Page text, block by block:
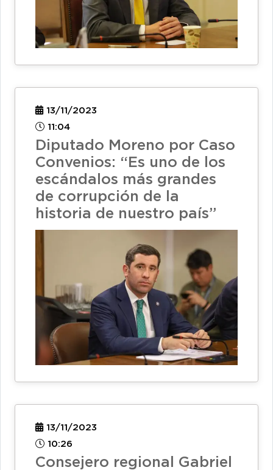
13/11/2023
11:04
Diputado Moreno por Caso
Convenios: “Es uno de los
escándalos más grandes
de corrupción de la
historia de nuestro país”
13/11/2023
10:26
Consejero regional Gabriel